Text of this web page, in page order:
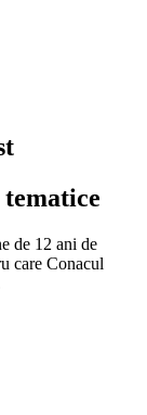
de 12 ani de
care Conacul